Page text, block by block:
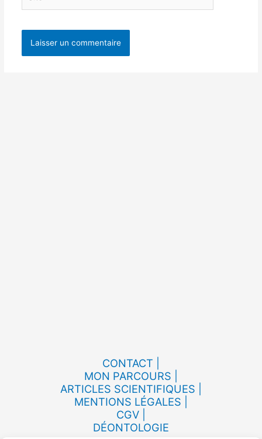
CONTACT |
MON PARCOURS |
ARTICLES SCIENTIFIQUES |
MENTIONS LÉGALES |
CGV |
DÉONTOLOGIE